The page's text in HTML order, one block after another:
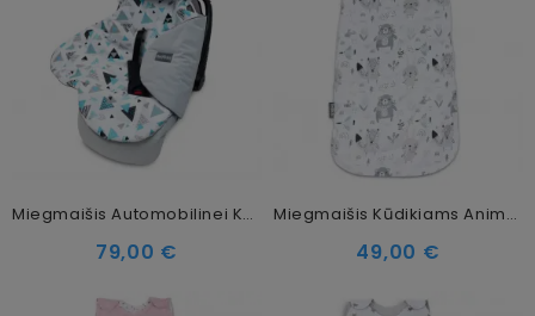
Miegmaišis Automobilinei Kėdutei, Vežimėliui Tresor
79,00 €
Miegmaišis Kūdikiams Animaland
49,00 €